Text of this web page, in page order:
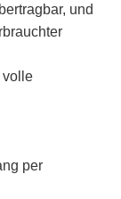
und
volle
per